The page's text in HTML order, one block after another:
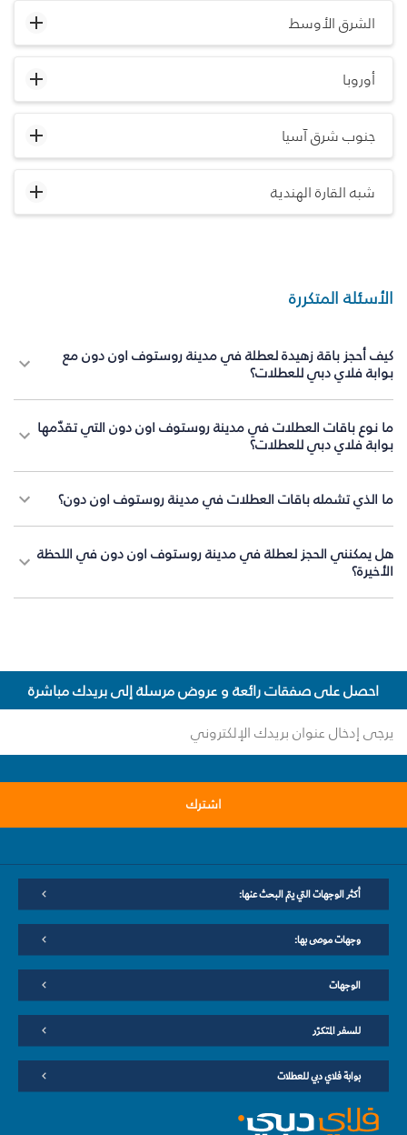
الشرق الأوسط
أوروبا
جنوب شرق آسيا
شبه القارة الهندية
الأسئلة المتكررة
كيف أحجز باقة زهيدة لعطلة في مدينة روستوف اون دون مع
بوابة فلاي دبي للعطلات؟
ما نوع باقات العطلات في مدينة روستوف اون دون التي تقدّمها
بوابة فلاي دبي للعطلات؟
ما الذي تشمله باقات العطلات في مدينة روستوف اون دون؟
هل يمكنني الحجز لعطلة في مدينة روستوف اون دون في اللحظة
الأخيرة؟
احصل على صفقات رائعة و عروض مرسلة إلى بريدك مباشرة
اشترك
أكثر الوجهات التي يتم البحث عنها:
وجهات موصى بها:
الوجهات
للسفر المتكرّر
بوابة فلاي دبي للعطلات